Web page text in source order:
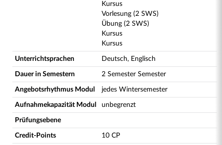
Kursus
Vorlesung (2 SWS)
Übung (2 SWS)
Kursus
Kursus
Unterrichtsprachen Deutsch, Englisch
Dauer in Semestern 2 Semester Semester
Angebotsrhythmus Modul jedes Wintersemester
Aufnahmekapazität Modul unbegrenzt
Prüfungsebene
Credit-Points 10 CP